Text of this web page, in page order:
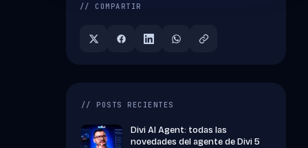
// COMPARTIR
// POSTS RECIENTES
Divi AI Agent: todas las
novedades del agente de Divi 5